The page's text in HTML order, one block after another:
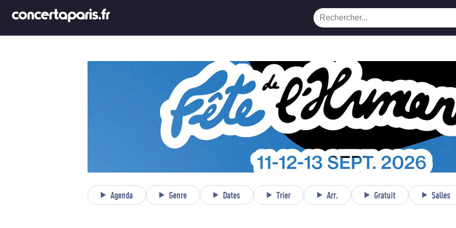
Agenda Genre Dates Trier Arr. Gratuit Salles